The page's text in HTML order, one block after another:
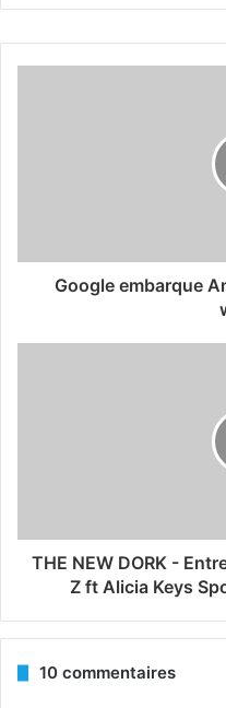
Google embarque
THE NEW DORK -
Z ft Alicia Keys
10 commentaires